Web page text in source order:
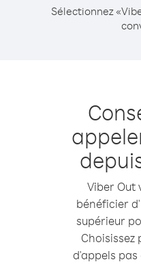
Sélectionnez
Viber Out
bénéficier
supérieur
d'appels pas